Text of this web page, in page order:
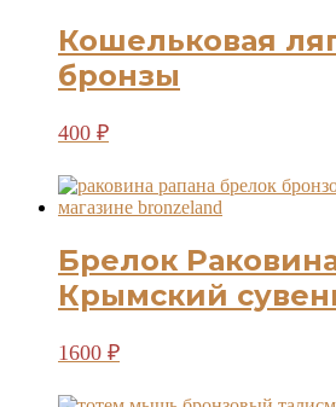
Кошельковая
бронзы
400 ₽
Брелок
Крымский
1600 ₽